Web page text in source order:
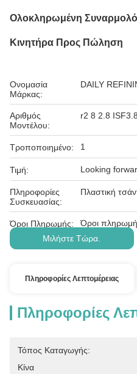
Ολοκληρωμένη
Κινητήρα Προς Πώληση
Ονομασία
Μάρκας:
DAILY
Αριθμός
Μοντέλου:
r2 8 2.8
Τροποποιημένο: 1
Τιμή: Looking
Πληροφορίες
Συσκευασίας:
Πλαστική
Όροι Πληρωμής:
Όροι
Μιλήστε Τώρα.
Πληροφορίες Λεπτομέρειας
Πληροφορίες
Τόπος Καταγωγής:
Κίνα